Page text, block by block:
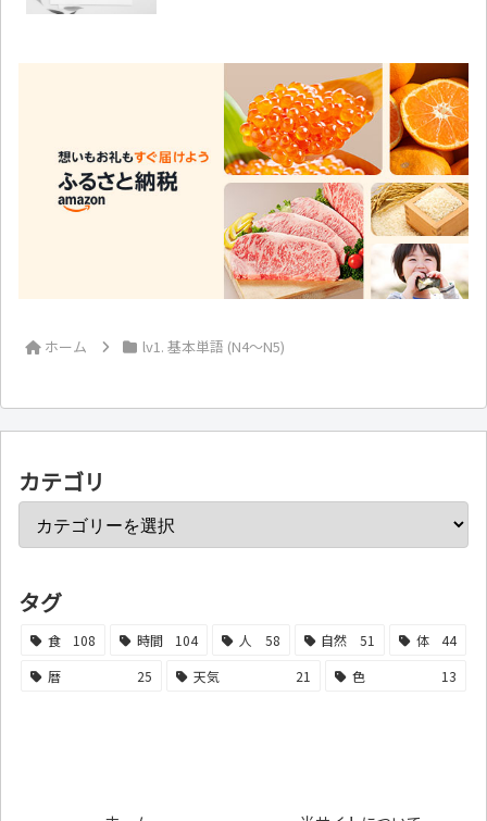
ホーム lv1. 基本単語 (N4～N5)
カテゴリ
タグ
食 108 時間 104 人 58 自然 51 体
44
暦
25 天気 21 色 13